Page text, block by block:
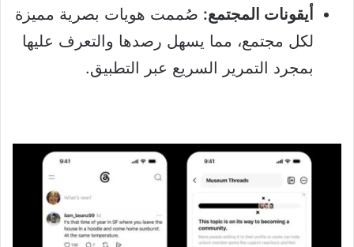
أيقونات المجتمع: صُممت هويات بصرية مميزة
لكل مجتمع، مما يسهل رصدها والتعرف عليها
بمجرد التمرير السريع عبر التطبيق.